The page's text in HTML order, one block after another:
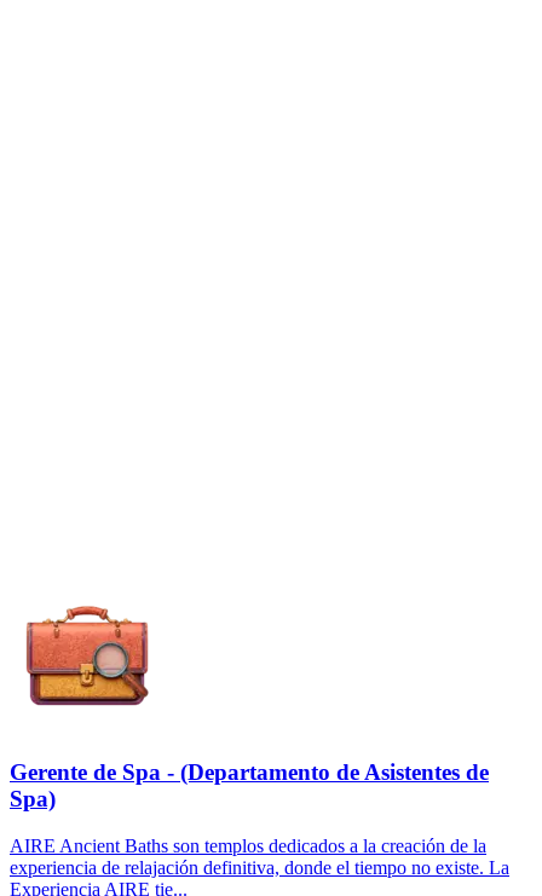
Gerente de Spa - (Departamento de Asistentes de
Spa)
AIRE Ancient Baths son templos dedicados a la creación de la
experiencia de relajación definitiva, donde el tiempo no existe. La
Experiencia AIRE tie...